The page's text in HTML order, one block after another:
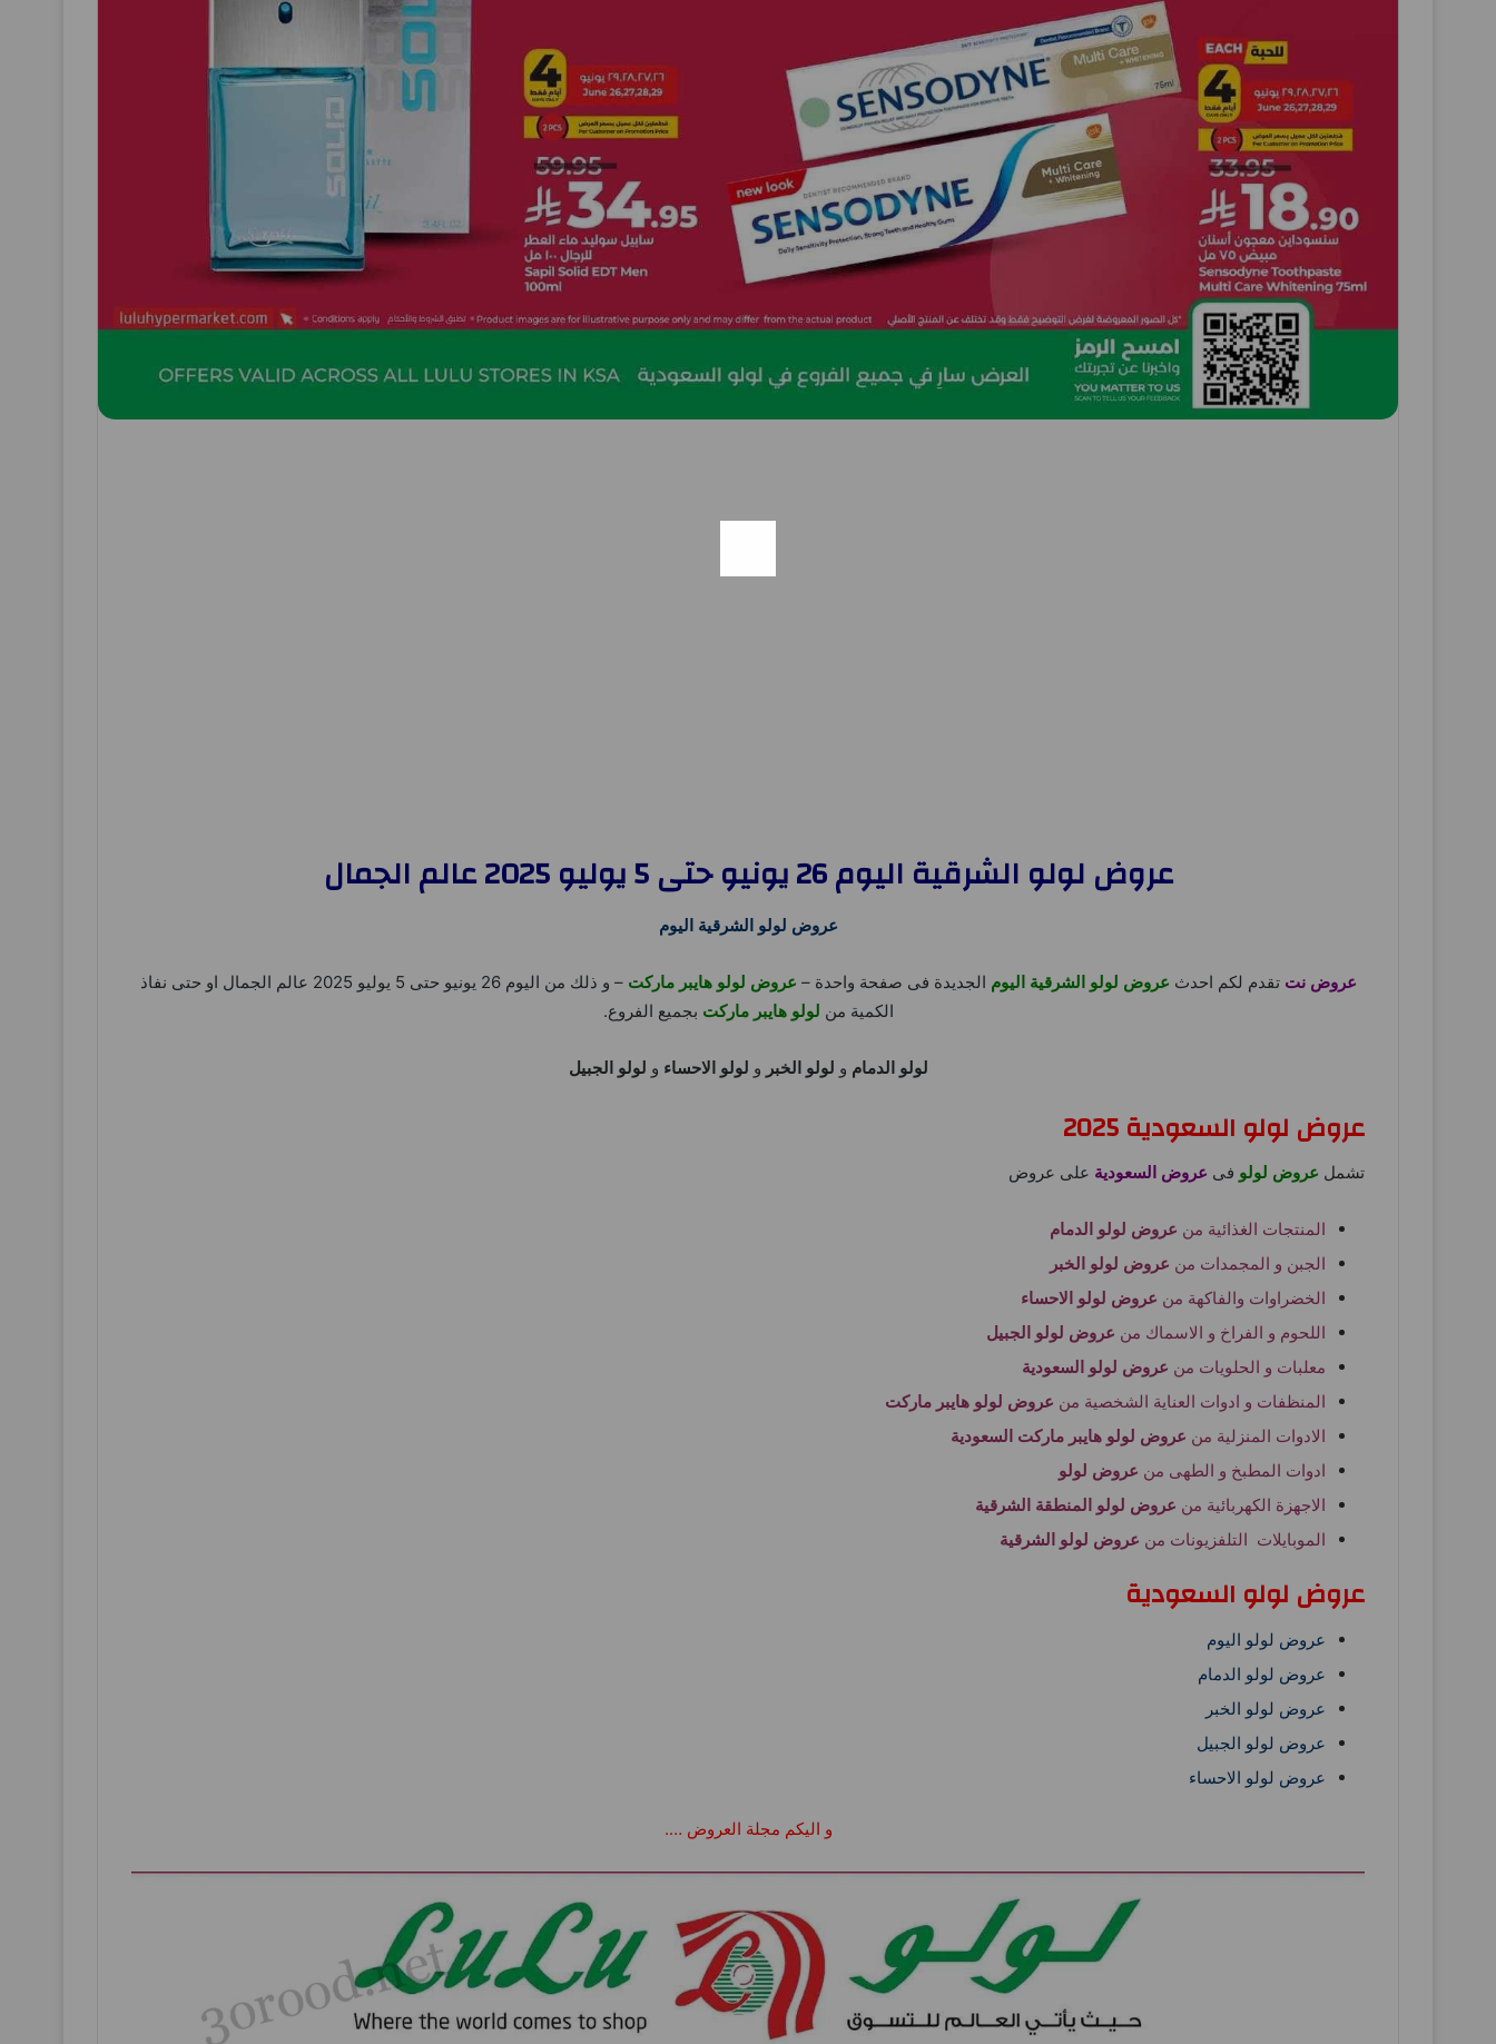
عروض لولو الشرقية اليوم 26 يونيو حتى 5 يوليو 2025 عالم الجمال
عروض لولو الشرقية اليوم
عروض نت تقدم لكم احدث عروض لولو الشرقية اليوم الجديدة فى صفحة واحدة – عروض لولو هايبر ماركت
– و ذلك من اليوم 26 يونيو حتى 5 يوليو 2025 عالم الجمال او حتى نفاذ
الكمية من لولو هايبر ماركت بجميع الفروع.
لولو الدمام و لولو الخبر و لولو الاحساء و لولو الجبيل
عروض لولو السعودية 2025
تشمل عروض لولو فى عروض السعودية على عروض
المنتجات الغذائية من عروض لولو الدمام
الجبن و المجمدات من عروض لولو الخبر
الخضراوات والفاكهة من عروض لولو الاحساء
اللحوم و الفراخ و الاسماك من عروض لولو الجبيل
معلبات و الحلويات من عروض لولو السعودية
المنظفات و ادوات العناية الشخصية من عروض لولو هايبر ماركت
الادوات المنزلية من عروض لولو هايبر ماركت السعودية
ادوات المطبخ و الطهى من عروض لولو
الاجهزة الكهربائية من عروض لولو المنطقة الشرقية
الموبايلات التلفزيونات من عروض لولو الشرقية
عروض لولو السعودية
عروض لولو اليوم
عروض لولو الدمام
عروض لولو الخبر
عروض لولو الجبيل
عروض لولو الاحساء
و اليكم مجلة العروض ….